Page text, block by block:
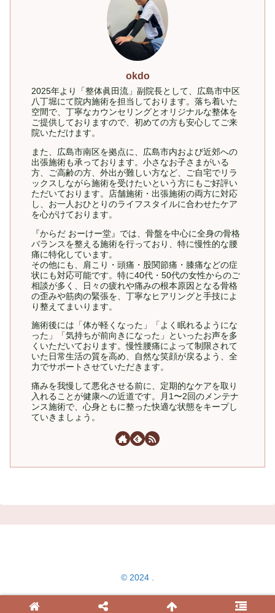
okdo
2025年より「整体眞田流」副院長として、広島市中区
八丁堀にて院内施術を担当しております。落ち着いた
空間で、丁寧なカウンセリングとオリジナルな整体を
ご提供しておりますので、初めての方も安心してご来
院いただけます。
また、広島市南区を拠点に、広島市内および近郊への
出張施術も承っております。小さなお子さまがいる
方、ご高齢の方、外出が難しい方など、ご自宅でリラ
ックスしながら施術を受けたいという方にもご好評い
ただいております。店舗施術・出張施術の両方に対応
し、お一人おひとりのライフスタイルに合わせたケア
を心がけております。
『からだ おーけー堂』では、骨盤を中心に全身の骨格
バランスを整える施術を行っており、特に慢性的な腰
痛に特化しています。
その他にも、肩こり・頭痛・股関節痛・膝痛などの症
状にも対応可能です。特に40代・50代の女性からのご
相談が多く、日々の疲れや痛みの根本原因となる骨格
の歪みや筋肉の緊張を、丁寧なヒアリングと手技によ
り整えてまいります。
施術後には「体が軽くなった」「よく眠れるようにな
った」「気持ちが前向きになった」といったお声を多
くいただいております。慢性腰痛によって制限されて
いた日常生活の質を高め、自然な笑顔が戻るよう、全
力でサポートさせていただきます。
痛みを我慢して悪化させる前に、定期的なケアを取り
入れることが健康への近道です。月1〜2回のメンテナ
ンス施術で、心身ともに整った快適な状態をキープし
ていきましょう。
© 2024 .